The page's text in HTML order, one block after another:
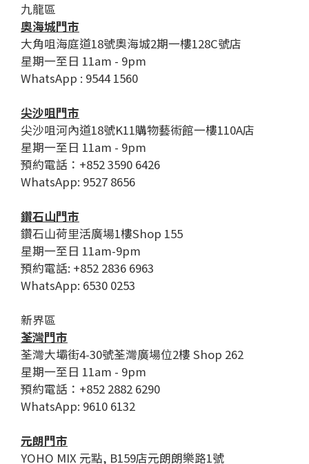
九龍區
奧海城門市
大角咀海庭道18號奧海城2期一樓128C號店
星期一至日 11am - 9pm
WhatsApp : 9544 1560
尖沙咀門市
尖沙咀河內道18號K11購物藝術館一樓110A店
星期一至日 11am - 9pm
預約電話：+852 3590 6426
WhatsApp: 9527 8656
鑽石山門市
鑽石山荷里活廣場1樓Shop 155
星期一至日 11am-9pm
預約電話: +852 2836 6963
WhatsApp: 6530 0253
新界區
荃灣門市
荃灣大壩街4-30號荃灣廣場位2樓 Shop 262
星期一至日 11am - 9pm
預約電話：+852 2882 6290
WhatsApp: 9610 6132
元朗門市
YOHO MIX 元點, B159店元朗朗樂路1號